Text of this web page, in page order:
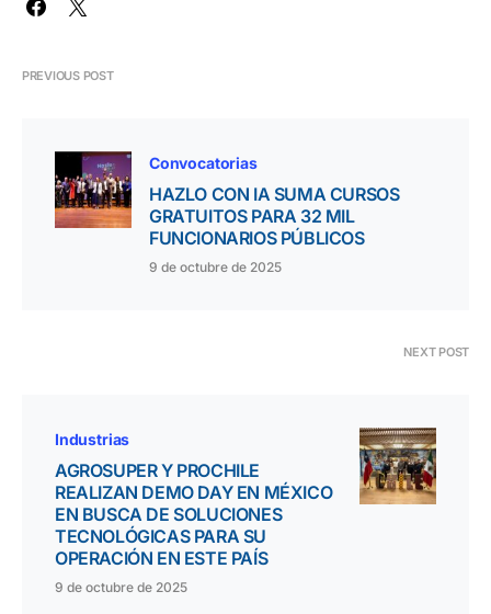
PREVIOUS POST
Convocatorias
HAZLO CON IA SUMA CURSOS
GRATUITOS PARA 32 MIL
FUNCIONARIOS PÚBLICOS
9 de octubre de 2025
NEXT POST
Industrias
AGROSUPER Y PROCHILE
REALIZAN DEMO DAY EN MÉXICO
EN BUSCA DE SOLUCIONES
TECNOLÓGICAS PARA SU
OPERACIÓN EN ESTE PAÍS
9 de octubre de 2025